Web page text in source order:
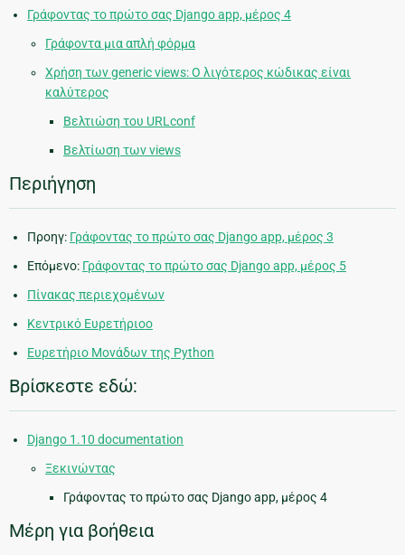
Γράφοντας το πρώτο σας Django app, μέρος 4
Γράφοντα μια απλή φόρμα
Χρήση των generic views: Ο λιγότερος κώδικας είναι
καλύτερος
Βελτιώση του URLconf
Βελτίωση των views
Περιήγηση
Προηγ: Γράφοντας το πρώτο σας Django app, μέρος 3
Επόμενο: Γράφοντας το πρώτο σας Django app, μέρος 5
Πίνακας περιεχομένων
Κεντρικό Ευρετήριοο
Ευρετήριο Μονάδων της Python
Βρίσκεστε εδώ:
Django 1.10 documentation
Ξεκινώντας
Γράφοντας το πρώτο σας Django app, μέρος 4
Μέρη για βοήθεια